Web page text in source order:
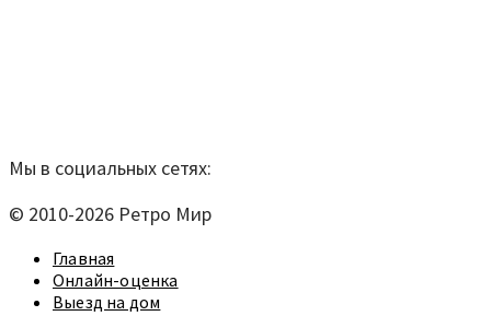
Мы в социальных сетях:
© 2010-2026 Ретро Мир
Главная
Онлайн-оценка
Выезд на дом